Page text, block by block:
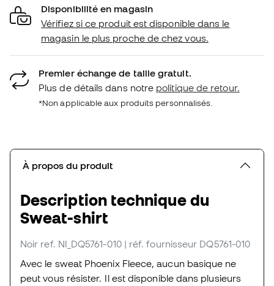
Disponibilité en magasin
Vérifiez si ce produit est disponible dans le
magasin le plus proche de chez vous.
Premier échange de taille gratuit.
Plus de détails dans notre politique de retour.
*Non applicable aux produits personnalisés.
À propos du produit
Description technique du
Sweat-shirt
Noir ref. NI_DQ5761-010 | réf. fournisseur DQ5761-010
Avec le sweat Phoenix Fleece, aucun basique ne
peut vous résister. Il est disponible dans plusieurs